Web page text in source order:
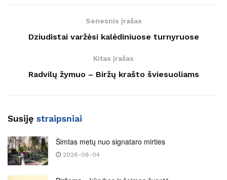
Senesnis įrašas
Dziudistai varžėsi kalėdiniuose turnyruose
Kitas įrašas
Radvilų žymuo – Biržų krašto šviesuoliams
Susiję straipsniai
Šimtas metų nuo signataro mirties
2026-08-04